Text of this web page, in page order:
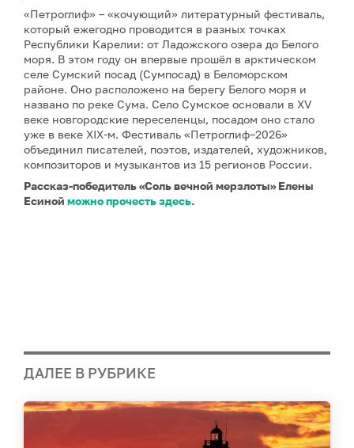
«Петроглиф» – «кочующий» литературный фестиваль,
который ежегодно проводится в разных точках
Республики Карелии: от Ладожского озера до Белого
моря. В этом году он впервые прошёл в арктическом
селе Сумский посад (Сумпосад) в Беломорском
районе. Оно расположено на берегу Белого моря и
названо по реке Сума. Село Сумское основали в XV
веке новгородские переселенцы, посадом оно стало
уже в веке XIX-м. Фестиваль «Петроглиф–2026»
объединил писателей, поэтов, издателей, художников,
композиторов и музыкантов из 15 регионов России.
Рассказ-победитель «Соль вечной мерзлоты» Елены
Есиной можно прочесть здесь.
ДАЛЕЕ В РУБРИКЕ